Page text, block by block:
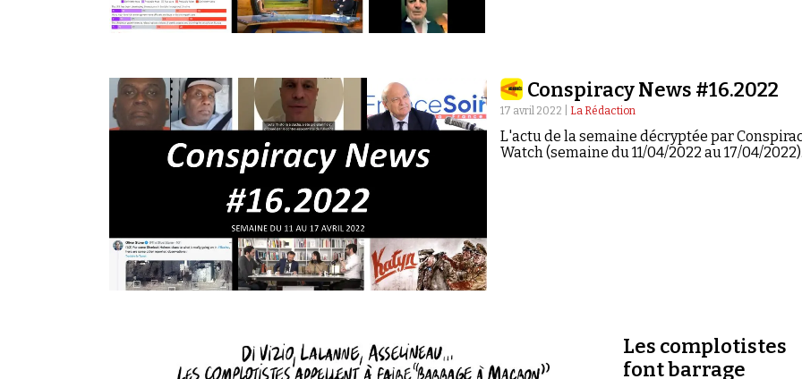
Conspiracy News #16.2022
17 avril 2022 | La Rédaction
L'actu de la semaine décryptée par
Watch (semaine du 11/04/2022 au 17/04/2022).
Les complotistes
font barrage